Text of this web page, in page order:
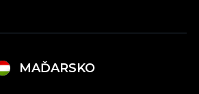
MAĎARSKO